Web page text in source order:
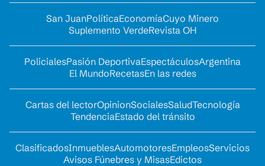
San JuanPolíticaEconomíaCuyo Minero
Suplemento VerdeRevista OH
PolicialesPasión DeportivaEspectáculosArgentina
El MundoRecetasEn las redes
Cartas del lectorOpinionSocialesSaludTecnología
TendenciaEstado del tránsito
ClasificadosInmueblesAutomotoresEmpleosServicios
Avisos Fúnebres y MisasEdictos